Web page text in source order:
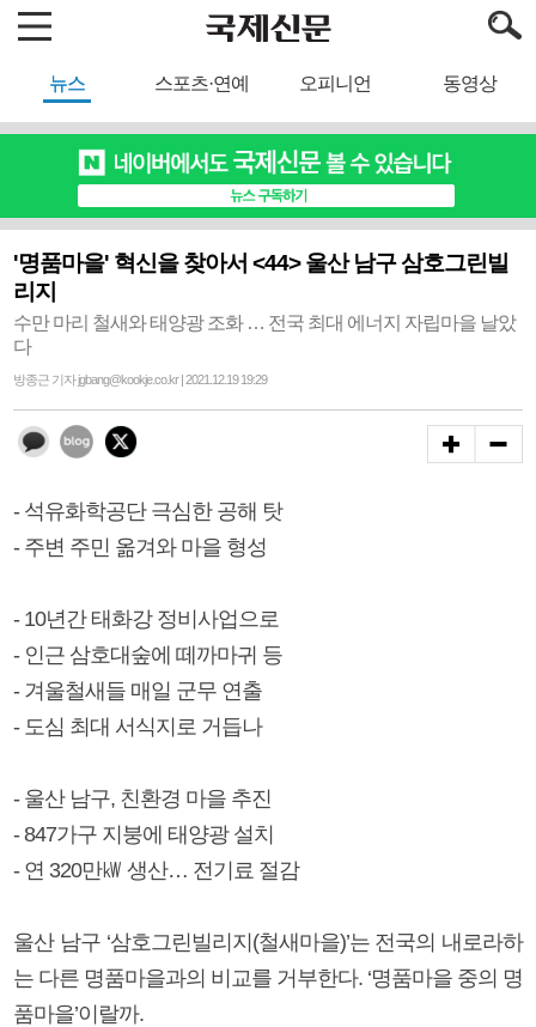
뉴스 스포츠·연예 오피니언 동영상
'명품마을' 혁신을 찾아서 <44> 울산 남구 삼호그린빌
리지
수만 마리 철새와 태양광 조화 … 전국 최대 에너지 자립마을 날았
다
방종근 기자 jgbang@kookje.co.kr | 2021.12.19 19:29
- 석유화학공단 극심한 공해 탓
- 주변 주민 옮겨와 마을 형성
- 10년간 태화강 정비사업으로
- 인근 삼호대숲에 떼까마귀 등
- 겨울철새들 매일 군무 연출
- 도심 최대 서식지로 거듭나
- 울산 남구, 친환경 마을 추진
- 847가구 지붕에 태양광 설치
- 연 320만㎾ 생산… 전기료 절감
울산 남구 ‘삼호그린빌리지(철새마을)’는 전국의 내로라하
는 다른 명품마을과의 비교를 거부한다. ‘명품마을 중의 명
품마을’이랄까.